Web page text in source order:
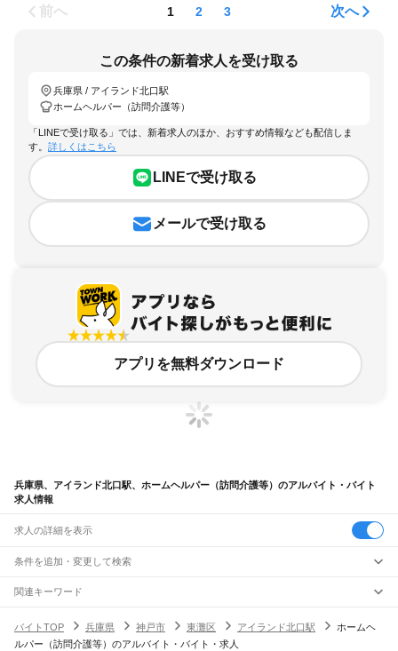
前へ 1 2 3 次へ
この条件の新着求人を受け取る
兵庫県 / アイランド北口駅
ホームヘルパー（訪問介護等）
「LINEで受け取る」では、新着求人のほか、おすすめ情報なども配信しま
す。 詳しくはこちら
LINEで受け取る
メールで受け取る
アプリを無料ダウンロード
兵庫県、アイランド北口駅、ホームヘルパー（訪問介護等）のアルバイト・バイト
求人情報
求人の詳細を表示
条件を追加・変更して検索
市区町村を追加・変更
兵庫県すべて
神戸市すべて
駅を追加・変更
関連キーワード
バイトTOP
兵庫県 神戸市 東灘区 アイランド北口駅
ホームヘ
ルパー（訪問介護等）のアルバイト・バイト・求人